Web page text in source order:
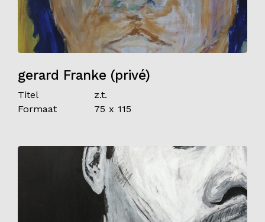
gerard Franke (privé)
Titel
z.t.
Formaat
75 x 115